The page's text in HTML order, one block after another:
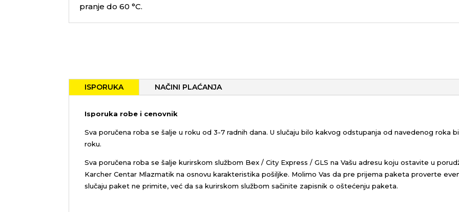
pranje do 60 °C.
ISPORUKA NAČINI PLAĆANJA
Isporuka robe i cenovnik
Sva poručena roba se šalje u roku od 3-7 radnih dana. U slučaju bilo kakvog odstupanja od navedenog roka
roku.
Sva poručena roba se šalje kurirskom službom Bex / City Express / GLS na Vašu adresu koju ostavite u
Karcher Centar Mlazmatik na osnovu karakteristika pošiljke. Molimo Vas da pre prijema paketa proverte
slučaju paket ne primite, već da sa kurirskom službom sačinite zapisnik o oštećenju paketa.